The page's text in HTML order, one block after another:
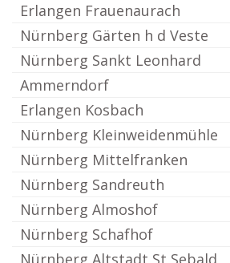
Erlangen Frauenaurach
Nürnberg Gärten h d Veste
Nürnberg Sankt Leonhard
Ammerndorf
Erlangen Kosbach
Nürnberg Kleinweidenmühle
Nürnberg Mittelfranken
Nürnberg Sandreuth
Nürnberg Almoshof
Nürnberg Schafhof
Nürnberg Altstadt St Sebald